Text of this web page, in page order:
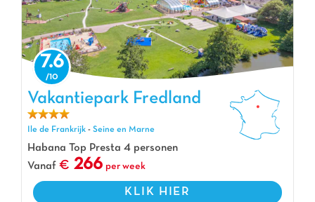
Vakantiepark Fredland, Vakantiepark Ile de Frankrijk
7.6
Vakantiepark Fredland
Ile de Frankrijk - Seine en Marne
Habana Top Presta 4 personen
Vanaf
266 per week
KLIK HIER